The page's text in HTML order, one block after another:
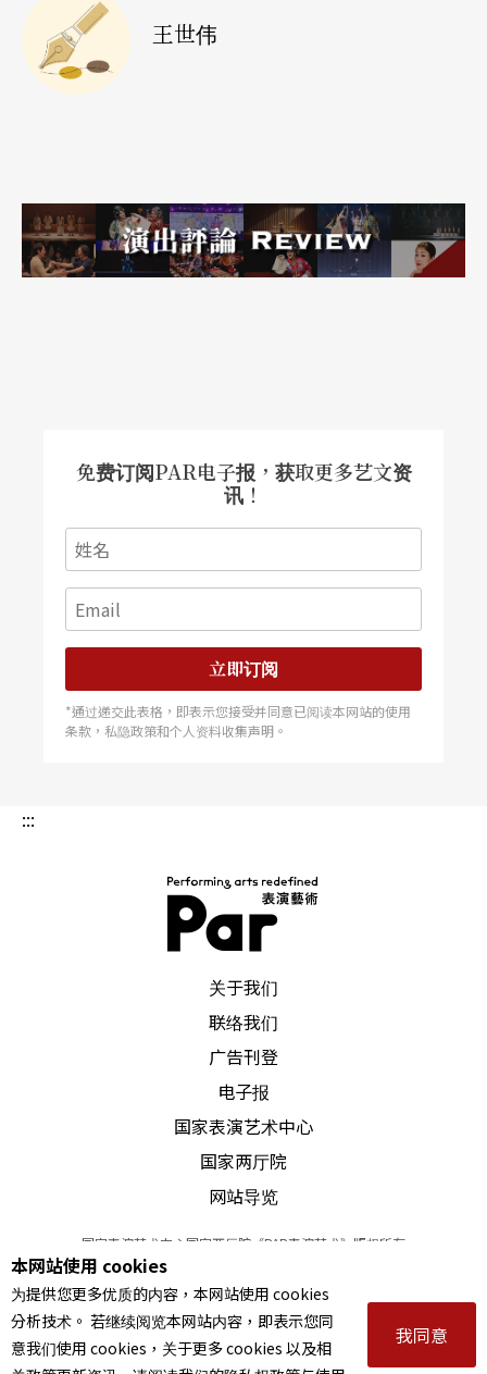
感。最重要的是如何借由悲剧重现让我们去展望未
来？怎么呈现涉入这桩案件的不同人物、惨案的前
这两位近年来备受瞩目的导演不受任何形式拘束，
反而以观众感知作为自己的创作核心。他们的作品
不但连结了前卫的舞台实验与当前的社会脉动，也
德里罗1977年完成《玩家》，描绘一位对伴
侣心生厌烦的证券交易员如何受到极左派思想
影响，加入激进分子行列。1982年的《名字》
则是关于一名研究国际事务的美国人在希腊探
索「字母杀人」密教的故事。1990年的《毛二
世》中，一位遁世隐居的文学大师决定用自己
ao II, Les Noms, Festival d’Avignon, 2018.
Programme deLa Reprise, Histoir
e(s) du theatre
, Festival d’Avignon, 2018.
王世伟
免费订阅PAR电子报，获取更多艺文资
讯！
立即订阅
*通过递交此表格，即表示您接受并同意已阅读本网站的使用
条款，私隐政策和个人资料收集声明。
:::
关于我们
联络我们
广告刊登
电子报
国家表演艺术中心
国家两厅院
网站导览
国家表演艺术中心国家两厅院《PAR表演艺术》版权所有
© 2022Performing arts redefined. All Rights Reserved
统一编号 Tax Id number 00973926
本站所提供相关演出资讯，如有异动应以主办单位公告为准。
服务条款｜隐私权声明｜著作权声明
本网站使用 cookies
为提供您更多优质的内容，本网站使用 cookies
分析技术。 若继续阅览本网站内容，即表示您同
意我们使用 cookies，关于更多 cookies 以及相
我同意